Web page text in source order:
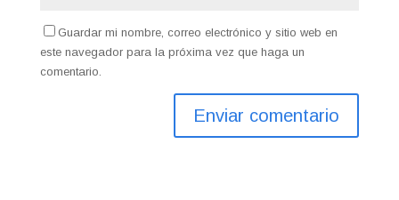
Guardar mi nombre, correo electrónico y sitio web en
este navegador para la próxima vez que haga un
comentario.